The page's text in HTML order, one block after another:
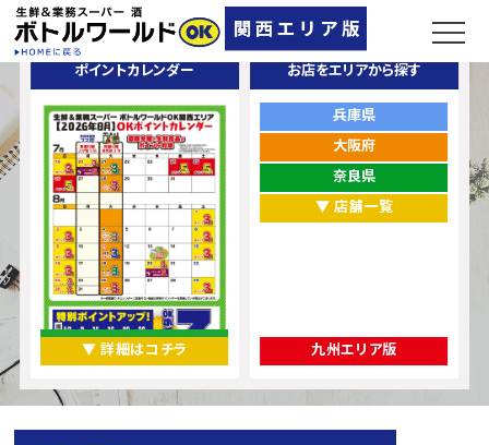
ポイントカレンダー
▼ 詳細はコチラ
お店をエリアから探す
兵庫県
大阪府
奈良県
▼ 店舗一覧
九州エリア版